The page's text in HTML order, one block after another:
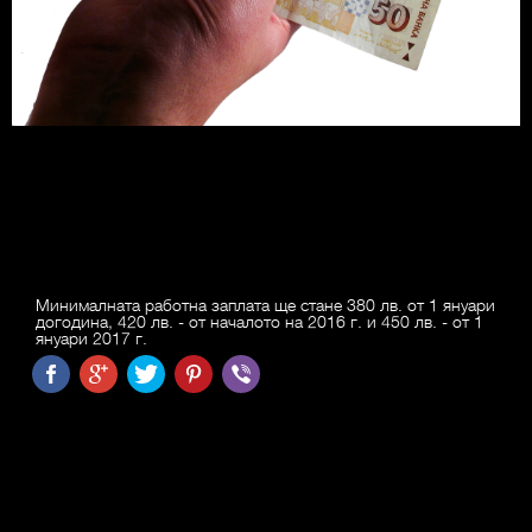
Минималната работна заплата ще стане 380 лв. от 1 януари
догодина, 420 лв. - от началото на 2016 г. и 450 лв. - от 1
януари 2017 г.